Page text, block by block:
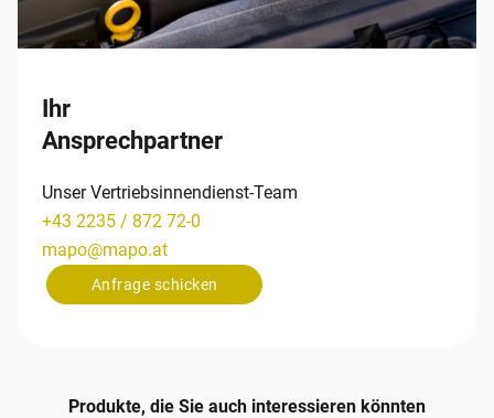
Ihr
Ansprechpartner
Unser Vertriebsinnendienst-Team
+43 2235 / 872 72-0
mapo@mapo.at
Anfrage schicken
Produkte, die Sie auch interessieren könnten